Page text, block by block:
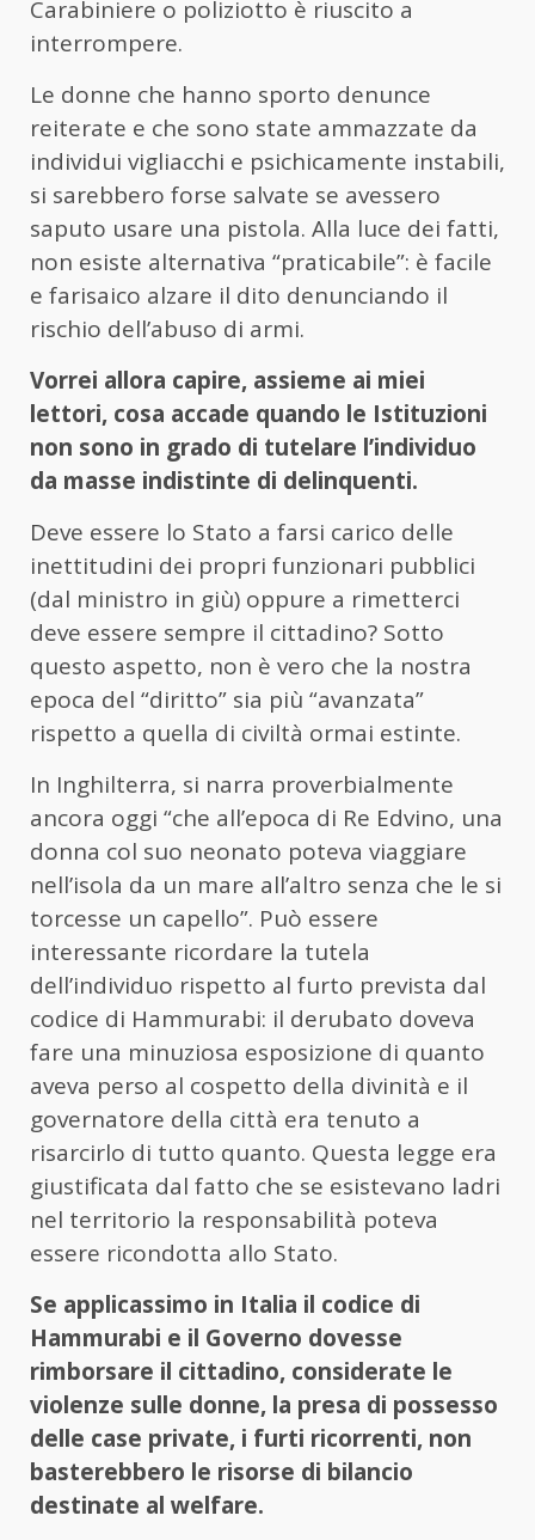
Carabiniere o poliziotto è riuscito a
interrompere.
Le donne che hanno sporto denunce
reiterate e che sono state ammazzate da
individui vigliacchi e psichicamente instabili,
si sarebbero forse salvate se avessero
saputo usare una pistola. Alla luce dei fatti,
non esiste alternativa “praticabile”: è facile
e farisaico alzare il dito denunciando il
rischio dell’abuso di armi.
Vorrei allora capire, assieme ai miei
lettori, cosa accade quando le Istituzioni
non sono in grado di tutelare l’individuo
da masse indistinte di delinquenti.
Deve essere lo Stato a farsi carico delle
inettitudini dei propri funzionari pubblici
(dal ministro in giù) oppure a rimetterci
deve essere sempre il cittadino? Sotto
questo aspetto, non è vero che la nostra
epoca del “diritto” sia più “avanzata”
rispetto a quella di civiltà ormai estinte.
In Inghilterra, si narra proverbialmente
ancora oggi “che all’epoca di Re Edvino, una
donna col suo neonato poteva viaggiare
nell’isola da un mare all’altro senza che le si
torcesse un capello”. Può essere
interessante ricordare la tutela
dell’individuo rispetto al furto prevista dal
codice di Hammurabi: il derubato doveva
fare una minuziosa esposizione di quanto
aveva perso al cospetto della divinità e il
governatore della città era tenuto a
risarcirlo di tutto quanto. Questa legge era
giustificata dal fatto che se esistevano ladri
nel territorio la responsabilità poteva
essere ricondotta allo Stato.
Se applicassimo in Italia il codice di
Hammurabi e il Governo dovesse
rimborsare il cittadino, considerate le
violenze sulle donne, la presa di possesso
delle case private, i furti ricorrenti, non
basterebbero le risorse di bilancio
destinate al welfare.